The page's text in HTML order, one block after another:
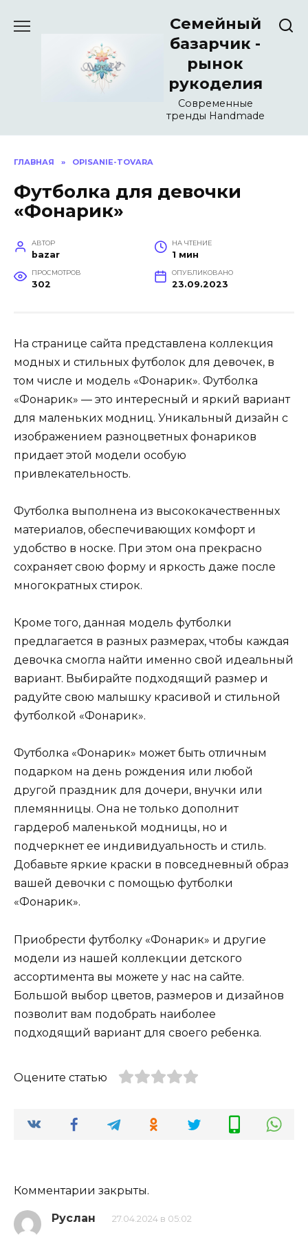
Семейный
базарчик -
рынок
рукоделия
Современные
тренды Handmade
ГЛАВНАЯ » OPISANIE-TOVARA
Футболка для девочки
«Фонарик»
АВТОР
bazar
НА ЧТЕНИЕ
1 мин
ПРОСМОТРОВ
302
ОПУБЛИКОВАНО
23.09.2023
На странице сайта представлена коллекция
модных и стильных футболок для девочек, в
том числе и модель «Фонарик». Футболка
«Фонарик» — это интересный и яркий вариант
для маленьких модниц. Уникальный дизайн с
изображением разноцветных фонариков
придает этой модели особую
привлекательность.
Футболка выполнена из высококачественных
материалов, обеспечивающих комфорт и
удобство в носке. При этом она прекрасно
сохраняет свою форму и яркость даже после
многократных стирок.
Кроме того, данная модель футболки
предлагается в разных размерах, чтобы каждая
девочка смогла найти именно свой идеальный
вариант. Выбирайте подходящий размер и
радуйте свою малышку красивой и стильной
футболкой «Фонарик».
Футболка «Фонарик» может быть отличным
подарком на день рождения или любой
другой праздник для дочери, внучки или
племянницы. Она не только дополнит
гардероб маленькой модницы, но и
подчеркнет ее индивидуальность и стиль.
Добавьте яркие краски в повседневный образ
вашей девочки с помощью футболки
«Фонарик».
Приобрести футболку «Фонарик» и другие
модели из нашей коллекции детского
ассортимента вы можете у нас на сайте.
Большой выбор цветов, размеров и дизайнов
позволит вам подобрать наиболее
подходящий вариант для своего ребенка.
Оцените статью
Комментарии закрыты.
Руслан 27.04.2024 в 05:02